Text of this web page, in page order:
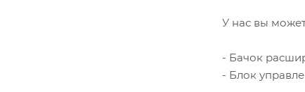
У нас вы
- Бачок
- Блок